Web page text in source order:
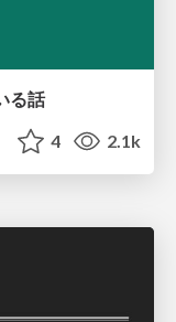
る話
4 2.1k